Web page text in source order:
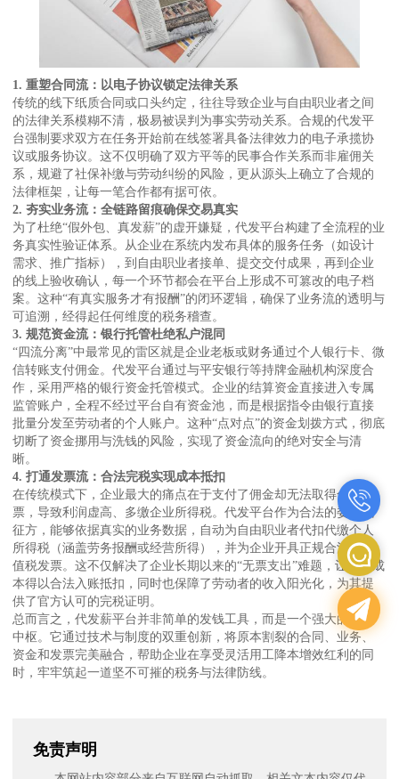
1. 重塑合同流：以电子协议锁定法律关系
传统的线下纸质合同或口头约定，往往导致企业与自由职业者之间
的法律关系模糊不清，极易被误判为事实劳动关系。合规的代发平
台强制要求双方在任务开始前在线签署具备法律效力的电子承揽协
议或服务协议。这不仅明确了双方平等的民事合作关系而非雇佣关
系，规避了社保补缴与劳动纠纷的风险，更从源头上确立了合规的
法律框架，让每一笔合作都有据可依。
2. 夯实业务流：全链路留痕确保交易真实
为了杜绝“假外包、真发薪”的虚开嫌疑，代发平台构建了全流程的业
务真实性验证体系。从企业在系统内发布具体的服务任务（如设计
需求、推广指标），到自由职业者接单、提交交付成果，再到企业
的线上验收确认，每一个环节都会在平台上形成不可篡改的电子档
案。这种“有真实服务才有报酬”的闭环逻辑，确保了业务流的透明与
可追溯，经得起任何维度的税务稽查。
3. 规范资金流：银行托管杜绝私户混同
“四流分离”中最常见的雷区就是企业老板或财务通过个人银行卡、微
信转账支付佣金。代发平台通过与平安银行等持牌金融机构深度合
作，采用严格的银行资金托管模式。企业的结算资金直接进入专属
监管账户，全程不经过平台自有资金池，而是根据指令由银行直接
批量分发至劳动者的个人账户。这种“点对点”的资金划拨方式，彻底
切断了资金挪用与洗钱的风险，实现了资金流向的绝对安全与清
晰。
4. 打通发票流：合法完税实现成本抵扣
在传统模式下，企业最大的痛点在于支付了佣金却无法取得合规发
票，导致利润虚高、多缴企业所得税。代发平台作为合法的委托代
征方，能够依据真实的业务数据，自动为自由职业者代扣代缴个人
所得税（涵盖劳务报酬或经营所得），并为企业开具正规合法的增
值税发票。这不仅解决了企业长期以来的“无票支出”难题，让用工成
本得以合法入账抵扣，同时也保障了劳动者的收入阳光化，为其提
供了官方认可的完税证明。
总而言之，代发薪平台并非简单的发钱工具，而是一个强大的合规
中枢。它通过技术与制度的双重创新，将原本割裂的合同、业务、
资金和发票完美融合，帮助企业在享受灵活用工降本增效红利的同
时，牢牢筑起一道坚不可摧的税务与法律防线。
免责声明